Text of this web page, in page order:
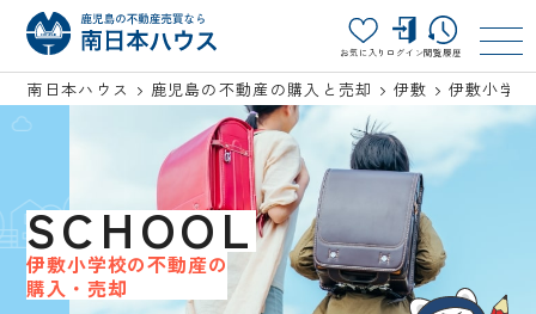
お気に入り ログイン閲覧履歴
南日本ハウス 鹿児島の不動産の購入と売却 伊敷 伊敷小学校
SCHOOL
伊敷小学校の不動産の
購入・売却